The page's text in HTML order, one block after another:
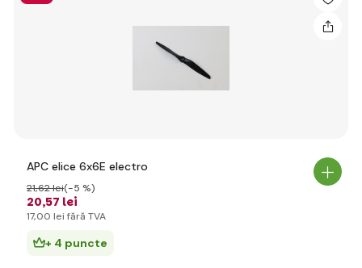
APC elice 6x6E electro
20,57 lei
21,62 lei(-5 %)
17,00 lei fără TVA
+ 4 puncte